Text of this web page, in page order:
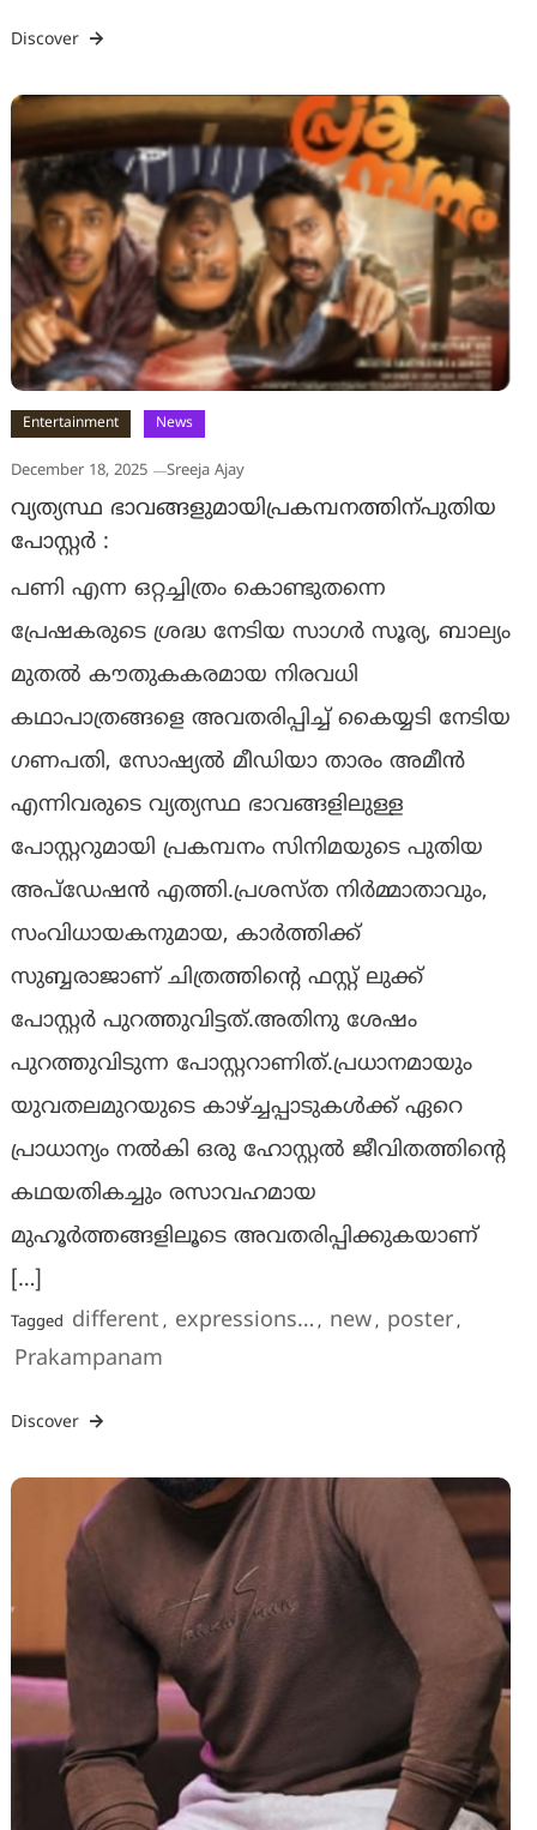
Discover
Entertainment News
December 18, 2025 Sreeja Ajay
വ്യത്യസ്ഥ ഭാവങ്ങളുമായിപ്രകമ്പനത്തിന്പുതിയ
പോസ്റ്റർ :
പണി എന്ന ഒറ്റച്ചിത്രം കൊണ്ടുതന്നെ
പ്രേഷകരുടെ ശ്രദ്ധ നേടിയ സാഗർ സൂര്യ, ബാല്യം
മുതൽ കൗതുകകരമായ നിരവധി
കഥാപാത്രങ്ങളെ അവതരിപ്പിച്ച് കൈയ്യടി നേടിയ
ഗണപതി, സോഷ്യൽ മീഡിയാ താരം അമീൻ
എന്നിവരുടെ വ്യത്യസ്ഥ ഭാവങ്ങളിലുള്ള
പോസ്റ്ററുമായി പ്രകമ്പനം സിനിമയുടെ പുതിയ
അപ്ഡേഷൻ എത്തി.പ്രശസ്ത നിർമ്മാതാവും,
സംവിധായകനുമായ, കാർത്തിക്ക്
സുബ്ബരാജാണ് ചിത്രത്തിൻ്റെ ഫസ്റ്റ് ലുക്ക്
പോസ്റ്റർ പുറത്തുവിട്ടത്.അതിനു ശേഷം
പുറത്തുവിടുന്ന പോസ്റ്ററാണിത്.പ്രധാനമായും
യുവതലമുറയുടെ കാഴ്ച്ചപ്പാടുകൾക്ക് ഏറെ
പ്രാധാന്യം നൽകി ഒരു ഹോസ്റ്റൽ ജീവിതത്തിൻ്റെ
കഥയതികച്ചും രസാവഹമായ
മുഹൂർത്തങ്ങളിലൂടെ അവതരിപ്പിക്കുകയാണ്
[…]
Tagged different , expressions… , new, poster,
Prakampanam
Discover